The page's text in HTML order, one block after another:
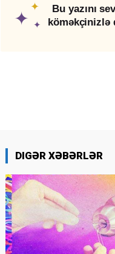
✦
✦
✦
Bu yazını
köməkçinizlə
DIGƏR XƏBƏRLƏR